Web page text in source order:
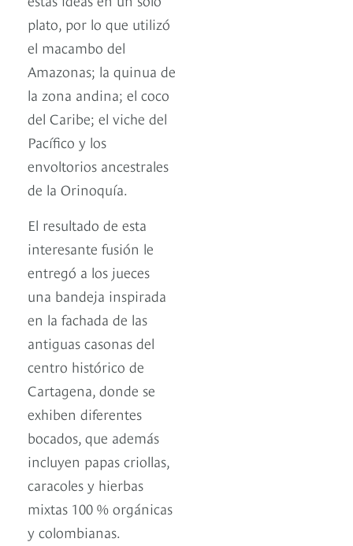
plato, por lo que utilizó
el macambo del
Amazonas; la quinua de
la zona andina; el coco
del Caribe; el viche del
Pacífico y los
envoltorios ancestrales
de la Orinoquía.
El resultado de esta
interesante fusión le
entregó a los jueces
una bandeja inspirada
en la fachada de las
antiguas casonas del
centro histórico de
Cartagena, donde se
exhiben diferentes
bocados, que además
incluyen papas criollas,
caracoles y hierbas
mixtas 100 % orgánicas
y colombianas.